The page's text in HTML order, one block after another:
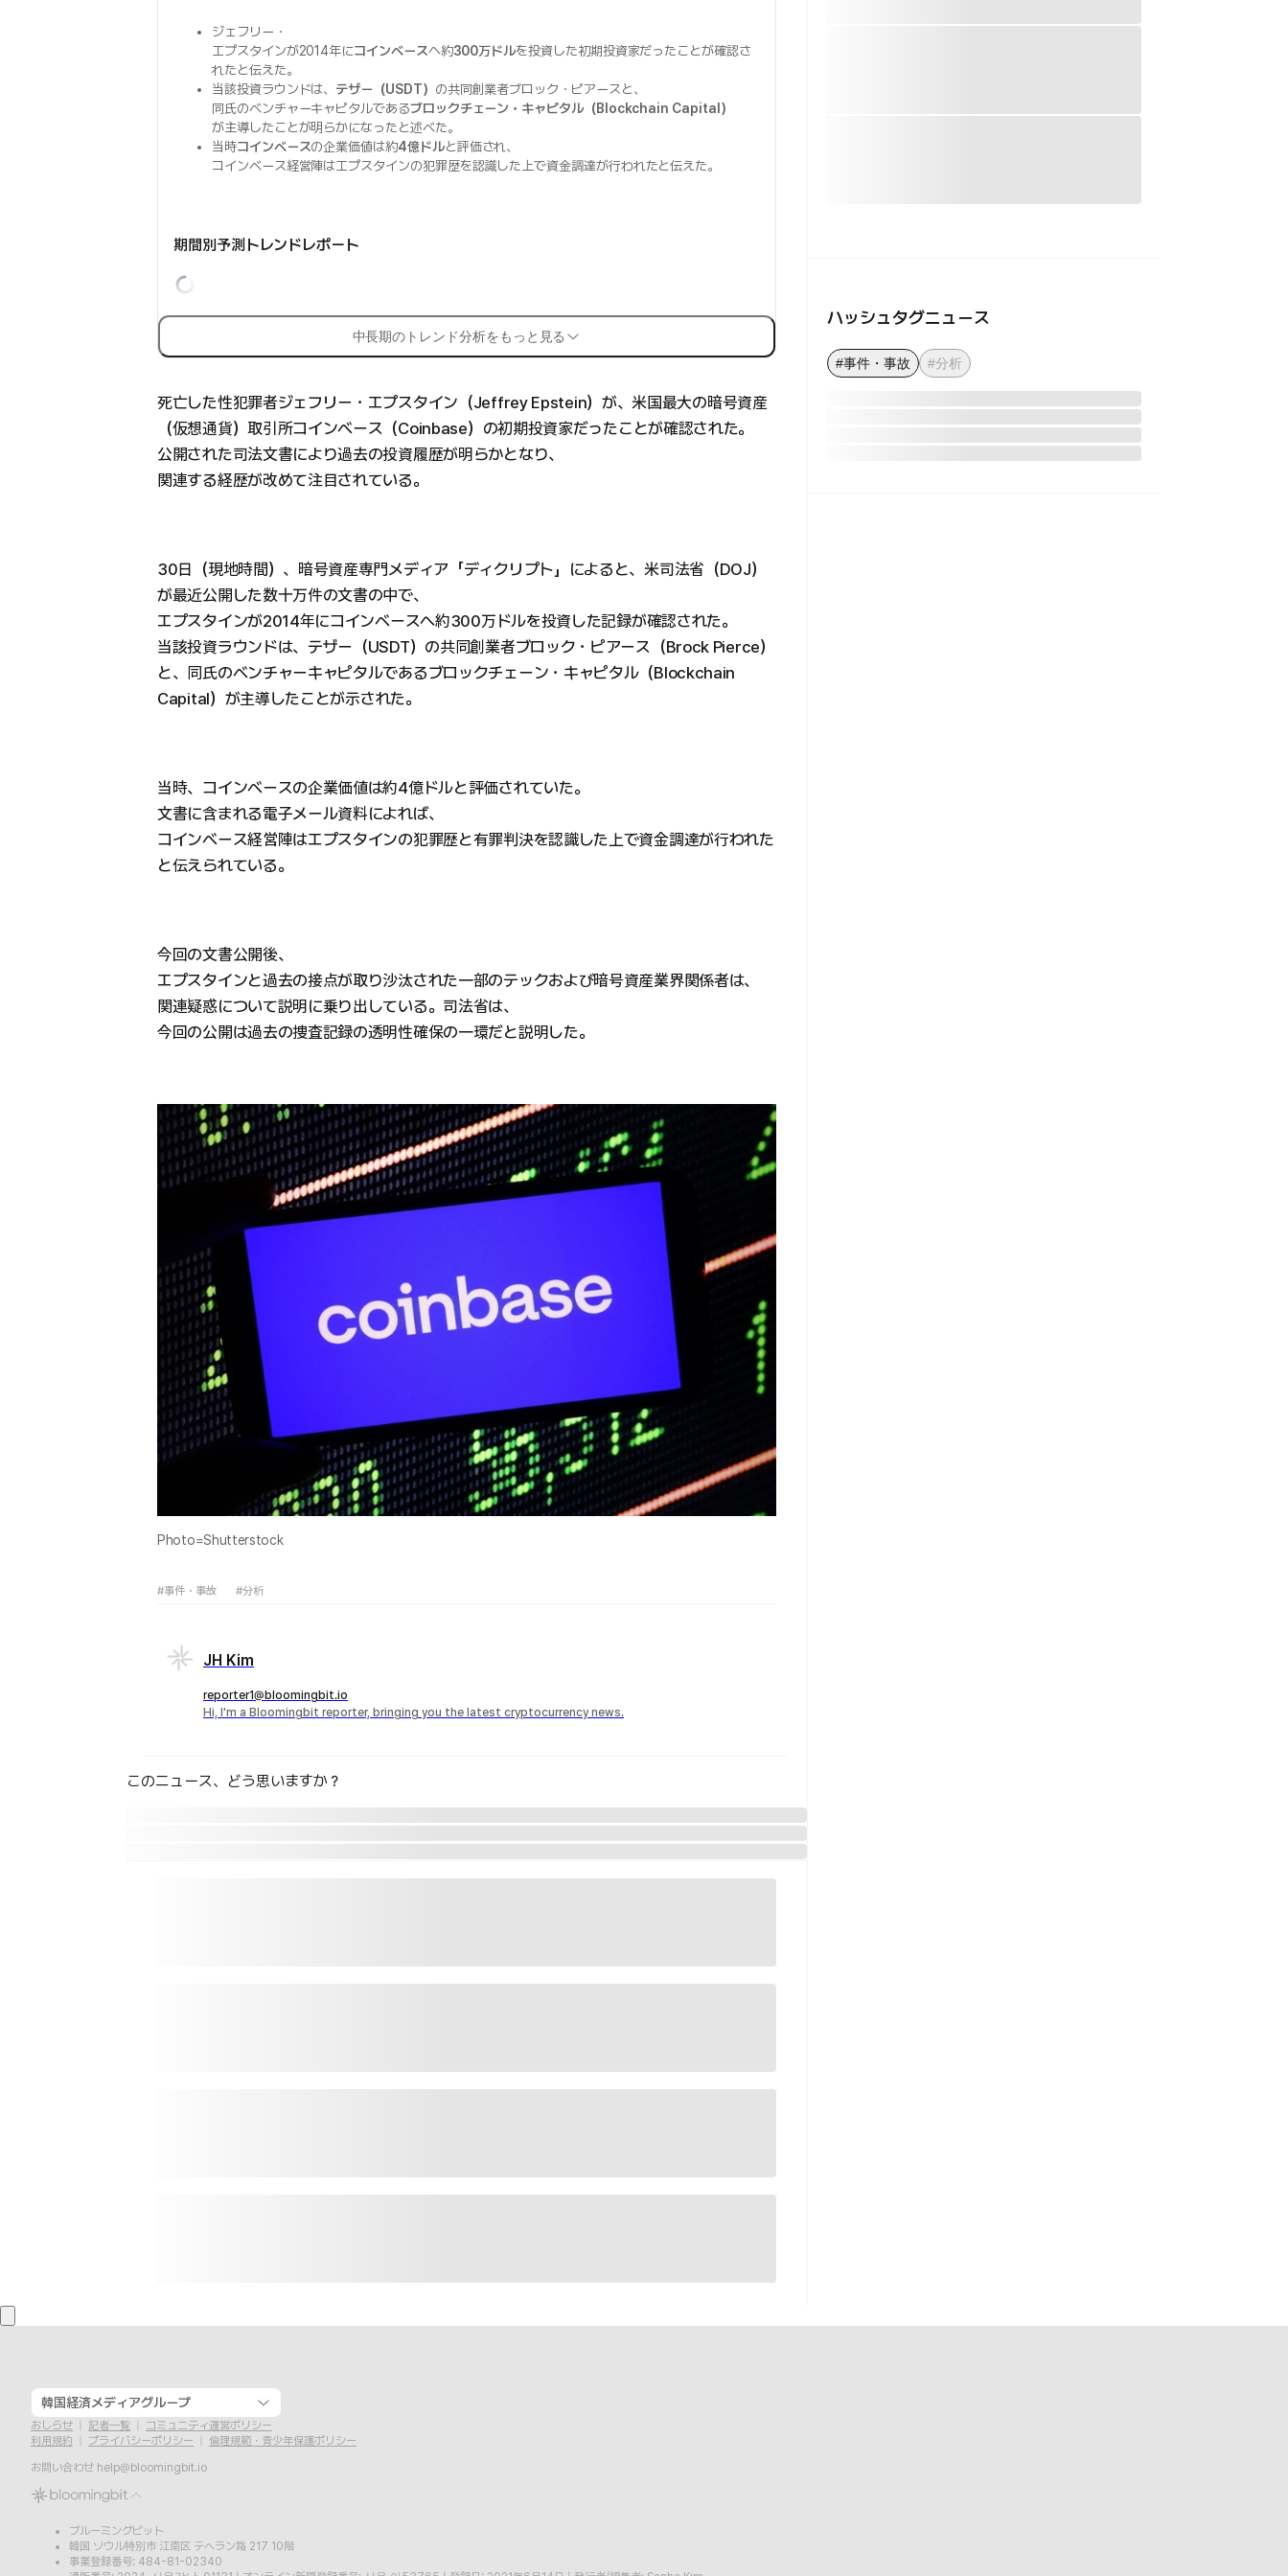
ジェフリー・
エプスタインが2014年にコインベースへ約300万ドルを投資した初期投資家だったことが確認さ
れたと伝えた。
当該投資ラウンドは、 テザー（USDT） の共同創業者ブロック・ピアースと、
同氏のベンチャーキャピタルであるブロックチェーン・キャピタル（Blockchain Capital）
が主導したことが明らかになったと述べた。
当時コインベースの企業価値は約4億ドルと評価され、
コインベース経営陣はエプスタインの犯罪歴を認識した上で資金調達が行われたと伝えた。
期間別予測トレンドレポート
中長期のトレンド分析をもっと見る
死亡した性犯罪者ジェフリー・エプスタイン（Jeffrey Epstein）が、米国最大の暗号資産
（仮想通貨）取引所コインベース（Coinbase）の初期投資家だったことが確認された。
公開された司法文書により過去の投資履歴が明らかとなり、
関連する経歴が改めて注目されている。
30日（現地時間）、暗号資産専門メディア「ディクリプト」によると、米司法省（DOJ）
が最近公開した数十万件の文書の中で、
エプスタインが2014年にコインベースへ約300万ドルを投資した記録が確認された。
当該投資ラウンドは、テザー（USDT）の共同創業者ブロック・ピアース（Brock Pierce）
と、同氏のベンチャーキャピタルであるブロックチェーン・キャピタル（Blockchain
Capital）が主導したことが示された。
当時、コインベースの企業価値は約4億ドルと評価されていた。
文書に含まれる電子メール資料によれば、
コインベース経営陣はエプスタインの犯罪歴と有罪判決を認識した上で資金調達が行われた
と伝えられている。
今回の文書公開後、
エプスタインと過去の接点が取り沙汰された一部のテックおよび暗号資産業界関係者は、
関連疑惑について説明に乗り出している。司法省は、
今回の公開は過去の捜査記録の透明性確保の一環だと説明した。
Photo=Shutterstock
#事件・事故 #分析
JH Kim
reporter1@bloomingbit.io
Hi, I'm a Bloomingbit reporter, bringing you the latest cryptocurrency news.
このニュース、どう思いますか？
ハッシュタグニュース
#事件・事故 #分析
韓国経済メディアグループ
おしらせ 記者一覧
コミュニティ運営ポリシー
利用規約
プライバシーポリシー
倫理規範・青少年保護ポリシー
お問い合わせ help@bloomingbit.io
ブルーミングビット
韓国 ソウル特別市 江南区 テヘラン路 217 10階
事業登録番号: 484-81-02340